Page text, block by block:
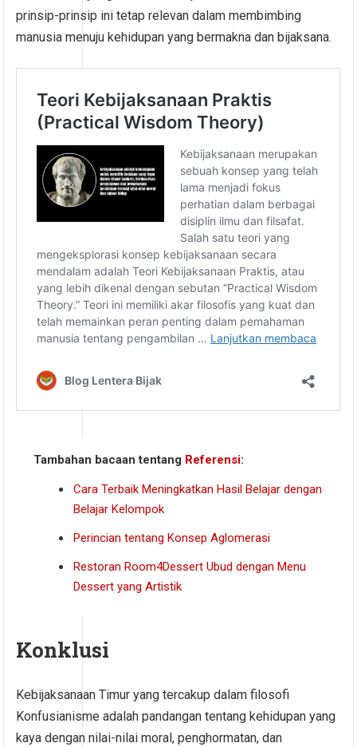
prinsip-prinsip ini tetap relevan dalam membimbing
manusia menuju kehidupan yang bermakna dan bijaksana.
Tambahan bacaan tentang Referensi:
Cara Terbaik Meningkatkan Hasil Belajar dengan
Belajar Kelompok
Perincian tentang Konsep Aglomerasi
Restoran Room4Dessert Ubud dengan Menu
Dessert yang Artistik
Konklusi
Kebijaksanaan Timur yang tercakup dalam filosofi
Konfusianisme adalah pandangan tentang kehidupan yang
kaya dengan nilai-nilai moral, penghormatan, dan